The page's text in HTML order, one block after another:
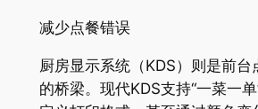
减少点餐错误
厨房显示系统（KDS）则是前台
的桥梁。现代KDS支持“一菜一单